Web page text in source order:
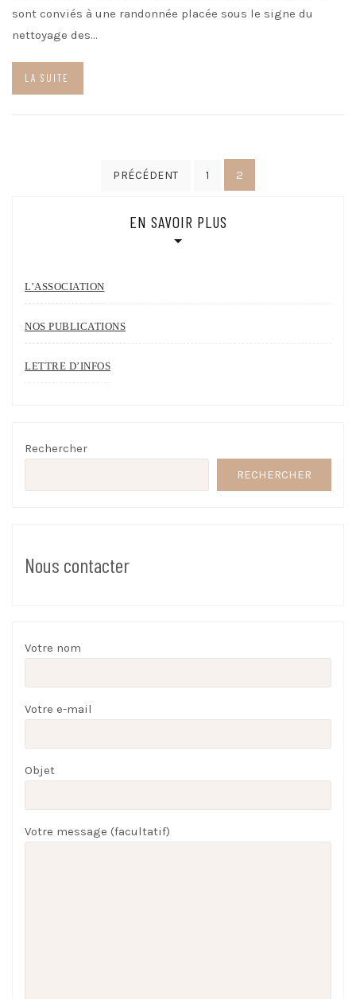
sont conviés à une randonnée placée sous le signe du
nettoyage des…
LA SUITE
PRÉCÉDENT 1 2
EN SAVOIR PLUS
L’ASSOCIATION
NOS PUBLICATIONS
LETTRE D’INFOS
Rechercher
RECHERCHER
Nous contacter
Votre nom
Votre e-mail
Objet
Votre message (facultatif)